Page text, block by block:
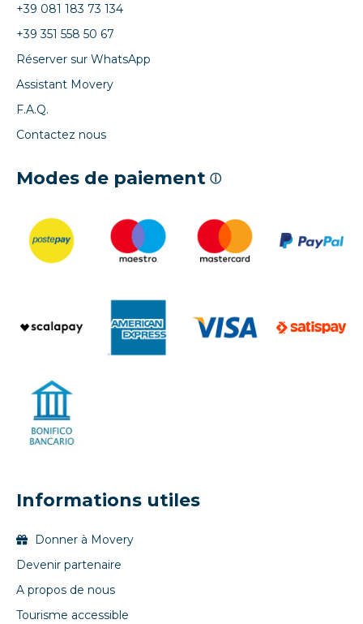
+39 081 183 73 134
+39 351 558 50 67
Réserver sur WhatsApp
Assistant Movery
F.A.Q.
Contactez nous
Modes de paiement ⓘ
Informations utiles
Donner à Movery
Devenir partenaire
A propos de nous
Tourisme accessible